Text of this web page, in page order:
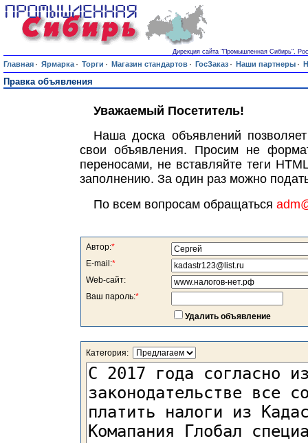
Дирекция сайта "Промышленная Сибирь",
Главная · Ярмарка · Торги · Магазин стандартов · ГосЗаказ · Наши партнеры ·
Правка объявления
Уважаемый Посетитель!
Наша доска объявлений
свои объявления. Просим не
переносами, не вставляйте теги
заполнению. За один раз можно
По всем вопросам обращаться
Автор:*
E-mail:*
Web-сайт:
Ваш пароль:*
Удалить объявление
Категория: